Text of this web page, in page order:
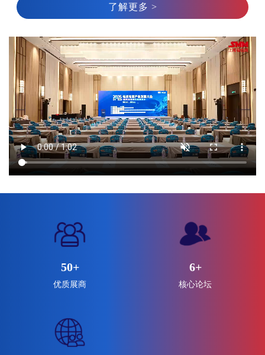
了解更多 >
50+
优质展商
6+
核心论坛